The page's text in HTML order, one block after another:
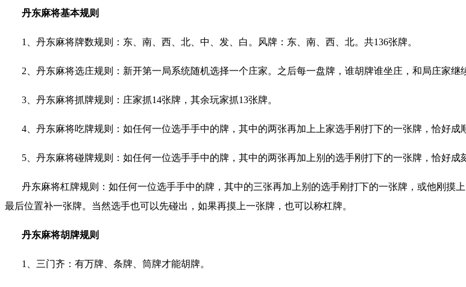
丹东麻将基本规则
1、丹东麻将牌数规则：东、南、西、北、中、发、白。风牌：东、南、西、北。共136张牌。
2、丹东麻将选庄规则：新开第一局系统随机选择一个庄家。之后每一盘牌，谁胡牌谁坐庄，和局庄家继
3、丹东麻将抓牌规则：庄家抓14张牌，其余玩家抓13张牌。
4、丹东麻将吃牌规则：如任何一位选手手中的牌，其中的两张再加上上家选手刚打下的一张牌，恰好成
5、丹东麻将碰牌规则：如任何一位选手手中的牌，其中的两张再加上别的选手刚打下的一张牌，恰好成
丹东麻将杠牌规则：如任何一位选手手中的牌，其中的三张再加上别的选手刚打下的一张牌，或他刚摸
最后位置补一张牌。当然选手也可以先碰出，如果再摸上一张牌，也可以称杠牌。
丹东麻将胡牌规则
1、三门齐：有万牌、条牌、筒牌才能胡牌。